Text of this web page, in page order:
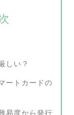
しい？
ートカードの
易度から発行